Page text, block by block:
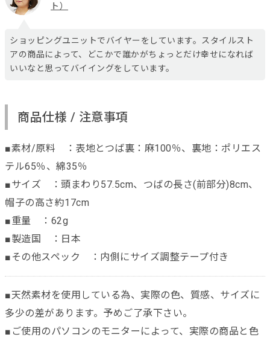
ト）
ショッピングユニットでバイヤーをしています。スタイルスト
アの商品によって、どこかで誰かがちょっとだけ幸せになれば
いいなと思ってバイイングをしています。
商品仕様 / 注意事項
■素材/原料 ：表地とつば裏：麻100％、裏地：ポリエス
テル65％、綿35％
■サイズ ：頭まわり57.5cm、つばの長さ(前部分)8cm、
帽子の高さ約17cm
■重量 ：62g
■製造国 ：日本
■その他スペック ：内側にサイズ調整テープ付き
■天然素材を使用している為、実際の色、質感、サイズに
多少の差があります。予めご了承下さい。
■ご使用のパソコンのモニターによって、実際の商品と色